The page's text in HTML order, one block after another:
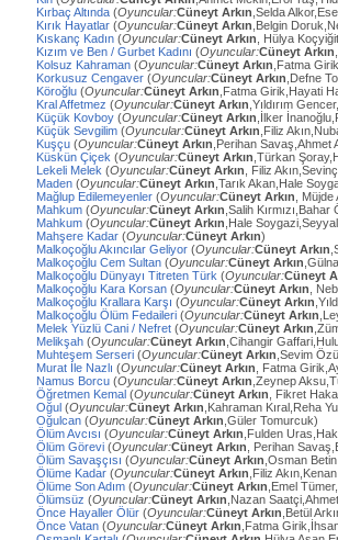
Kırbaç Altında (Oyuncular:Cüneyt Arkın ,Selda
Kırık Hayatlar (Oyuncular:Cüneyt Arkın ,Belgin
Kıskanç Kadın (Oyuncular:Cüneyt Arkın , Hülya
Kızım ve Ben / Gurbet Kadını (Oyuncular:Cüneyt Arkın
Kolsuz Kahraman (Oyuncular:Cüneyt Arkın ,Fatma
Korkusuz Cengaver (Oyuncular:Cüneyt Arkın ,Defne
Köroğlu (Oyuncular:Cüneyt Arkın ,Fatma Girik,Hayati
Kral Affetmez (Oyuncular:Cüneyt Arkın ,Yıldırım
Küçük Kovboy (Oyuncular:Cüneyt Arkın ,İlker
Küçük Sevgilim (Oyuncular:Cüneyt Arkın ,Filiz
Kuşçu (Oyuncular:Cüneyt Arkın ,Perihan
Küskün Çiçek (Oyuncular:Cüneyt Arkın ,Türkan
Lekeli Melek (Oyuncular:Cüneyt Arkın , Filiz
Maden (Oyuncular:Cüneyt Arkın ,Tarık Akan,Hale
Mağlup Edilemeyenler (Oyuncular:Cüneyt Arkın ,
Mahkum (Oyuncular:Cüneyt Arkın ,Salih
Mahkum (Oyuncular:Cüneyt Arkın ,Hale
Mahşere Kadar (Oyuncular:Cüneyt Arkın)
Malkoçoğlu Akıncılar Geliyor (Oyuncular:Cüneyt Arkın
Malkoçoğlu Cem Sultan (Oyuncular:Cüneyt Arkın
Malkoçoğlu Dünyayı Titreten Türk (Oyuncular:Cüneyt
Malkoçoğlu Kara Korsan (Oyuncular:Cüneyt Arkın ,
Malkoçoğlu Krallara Karşı (Oyuncular:Cüneyt Arkın
Malkoçoğlu Ölüm Fedaileri (Oyuncular:Cüneyt Arkın
Melek Yüzlü Cani / Nefret (Oyuncular:Cüneyt Arkın
Melikşah (Oyuncular:Cüneyt Arkın ,Cihangir
Muhteşem Serseri (Oyuncular:Cüneyt Arkın ,Sevim
Murat İle Nazlı (Oyuncular:Cüneyt Arkın , Fatma
Namus Borcu (Oyuncular:Cüneyt Arkın ,Zeynep
Öğretmen Kemal (Oyuncular:Cüneyt Arkın , Fikret
Oğul (Oyuncular:Cüneyt Arkın ,Kahraman Kıral,Reha
Oğulcan (Oyuncular:Cüneyt Arkın ,Güler Tomurcuk)
Ölüm Avcısı (Oyuncular:Cüneyt Arkın ,Fulden
Ölüm Görevi (Oyuncular:Cüneyt Arkın , Perihan
Ölüm Savaşçısı (Oyuncular:Cüneyt Arkın ,Osman
Ölüme Kadar (Oyuncular:Cüneyt Arkın ,Filiz
Ölüme Son Adım (Oyuncular:Cüneyt Arkın ,Emel
Ölümsüz (Oyuncular:Cüneyt Arkın ,Nazan
Önce Hayaller Ölür (Oyuncular:Cüneyt Arkın ,Betül
Önce Vatan (Oyuncular:Cüneyt Arkın ,Fatma